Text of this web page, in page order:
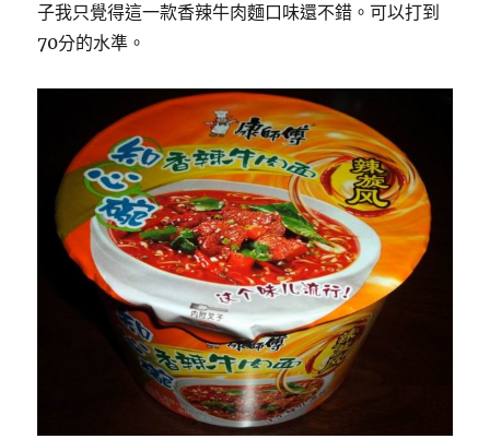
子我只覺得這一款香辣牛肉麵口味還不錯。可以打到
70分的水準。